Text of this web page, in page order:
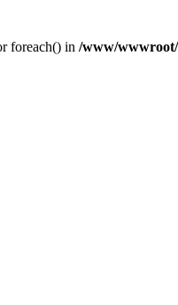
foreach() in /www/